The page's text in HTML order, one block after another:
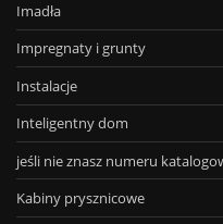
Imadła
Impregnaty i grunty
Instalacje
Inteligentny dom
jeśli nie znasz numeru
Kabiny prysznicowe